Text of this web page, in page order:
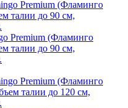
Premium (Фламинго
талии до 90 см,